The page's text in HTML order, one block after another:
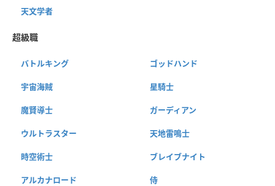
天文学者
超級職
バトルキング ゴッドハンド
宇宙海賊 星騎士
魔賢導士 ガーディアン
ウルトラスター 天地雷鳴士
時空術士 ブレイブナイト
アルカナロード 侍